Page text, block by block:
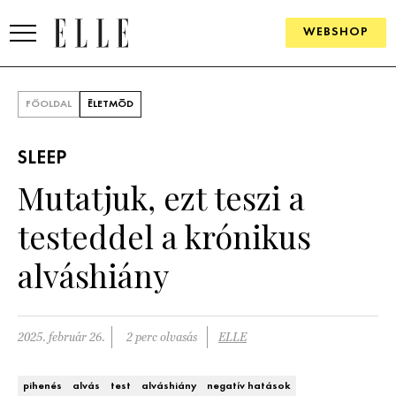
WEBSHOP
SZÉPSÉG
ÉLETMÓD
PÁRKAPCSOLAT
FŐOLDAL ÉLETMÓD
SLEEP
Mutatjuk, ezt teszi a
testeddel a krónikus
alváshiány
2025. február 26. 2 perc olvasás ELLE
pihenés alvás test alváshiány negatív hatások